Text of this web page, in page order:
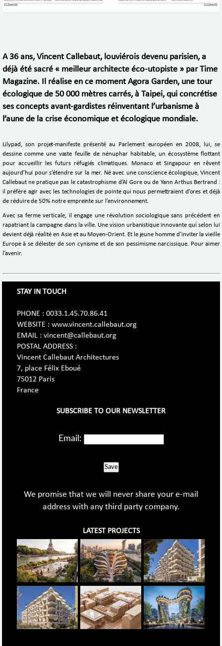
A 36 ans, Vincent Callebaut, louviérois devenu parisien, a
déjà été sacré « meilleur architecte éco-utopiste » par Time
Magazine. Il réalise en ce moment Agora Garden, une tour
écologique de 50 000 mètres carrés, à Taipei, qui concrétise
ses concepts avant-gardistes réinventant l’urbanisme à
l’aune de la crise économique et écologique mondiale.
Lilypad, son projet-manifeste présenté au Parlement européen en 2008, lui, se
dessine comme une vaste feuille de nénuphar habitable, un écosystème flottant
pour accueillir les futurs réfugiés climatiques. Monaco et Singapour en rêvent
aujourd’hui pour s’étendre sur la mer. Né avec une conscience écologique, Vincent
Callebaut ne pratique pas le catastrophisme d’Al Gore ou de Yann Arthus Bertrand :
il préfère agir avec les technologies de pointe qui nous permettraient d’ores et déjà
de réduire de 50% notre empreinte sur l’environnement.
Avec sa ferme verticale, il engage une révolution sociologique sans précédent en
rapatriant la campagne dans la ville. Une vision urbanistique innovante qui selon lui
devient déjà réalité en Asie et au Moyen-Orient. Et le jeune homme d’inviter la vieille
Europe à se délester de son cynisme et de son pessimisme narcissique. Pour aimer
l’avenir.
STAY IN TOUCH
PHONE : 0033.1.45.70.86.41
WEBSITE : www.vincent.callebaut.org
EMAIL : vincent@callebaut.org
POSTAL ADDRESS :
Vincent Callebaut Architectures
7, place Félix Eboué
75012 Paris
France
SUBSCRIBE TO OUR NEWSLETTER
Email:
Save
We promise that we will never share your e-mail
address with any third party company.
LATEST PROJECTS